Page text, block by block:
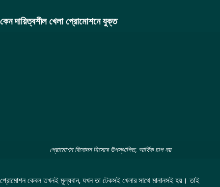
কেন দায়িত্বশীল খেলা প্রোমোশনে যুক্ত
প্রোমোশন বিনোদন হিসেবে উপস্থাপিত, আর্থিক চাপ নয়
প্রোমোশন কেবল তখনই মূল্যবান, যখন তা টেকসই খেলার সাথে মানানসই হয়। তাই